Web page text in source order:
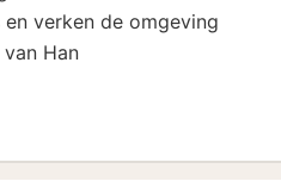
verken de omgeving
Han